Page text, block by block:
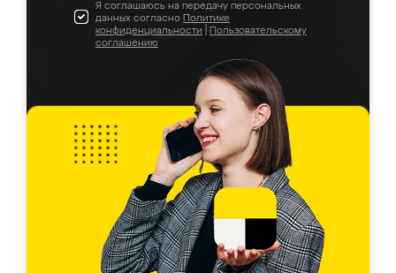
Я соглашаюсь на передачу персональных
данных согласно Политике
конфиденциальности
Пользовательскому
соглашению